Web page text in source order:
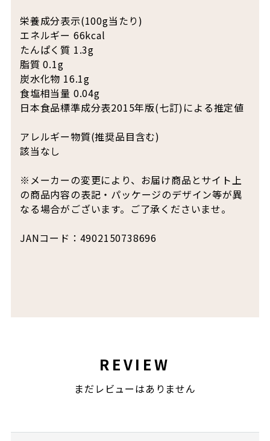
栄養成分表示(100g当たり)
エネルギー 66kcal
たんぱく質 1.3g
脂質 0.1g
炭水化物 16.1g
食塩相当量 0.04g
日本食品標準成分表2015年版(七訂)による推定値
アレルギー物質(推奨品目含む)
該当なし
※メーカーの変更により、お届け商品とサイト上
の商品内容の表記・パッケージのデザイン等が異
なる場合がございます。ご了承くださいませ。
JANコード：4902150738696
REVIEW
まだレビューはありません